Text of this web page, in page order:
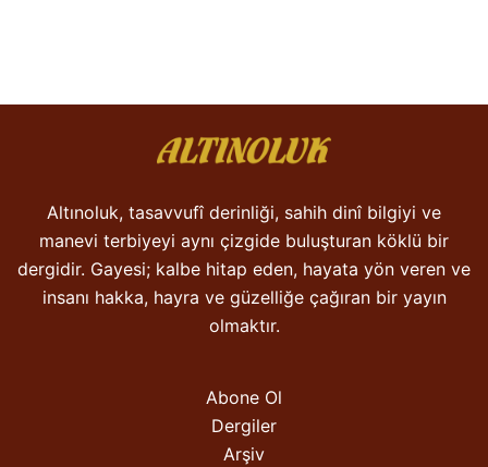
Altınoluk, tasavvufî derinliği, sahih dinî bilgiyi ve
manevi terbiyeyi aynı çizgide buluşturan köklü bir
dergidir. Gayesi; kalbe hitap eden, hayata yön veren ve
insanı hakka, hayra ve güzelliğe çağıran bir yayın
olmaktır.
Abone Ol
Dergiler
Arşiv